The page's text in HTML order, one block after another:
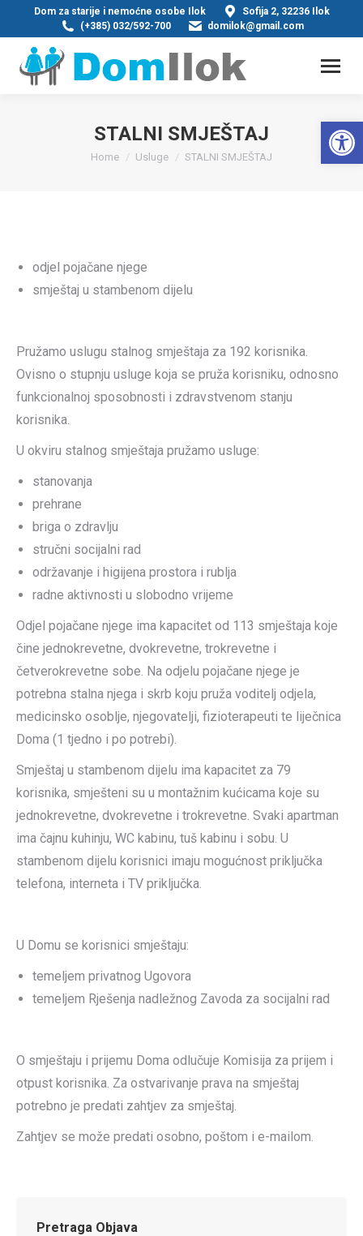
Dom za starije i nemoćne osobe Ilok
Sofija 2, 32236 Ilok
(+385) 032/592-700
domilok@gmail.com
STALNI SMJEŠTAJ
You are here:
Home Usluge STALNI SMJEŠTAJ
odjel pojačane njege
smještaj u stambenom dijelu
Pružamo uslugu stalnog smještaja za 192 korisnika.
Ovisno o stupnju usluge koja se pruža korisniku, odnosno
funkcionalnoj sposobnosti i zdravstvenom stanju
korisnika.
U okviru stalnog smještaja pružamo usluge:
stanovanja
prehrane
briga o zdravlju
stručni socijalni rad
održavanje i higijena prostora i rublja
radne aktivnosti u slobodno vrijeme
Odjel pojačane njege ima kapacitet od 113 smještaja koje
čine jednokrevetne, dvokrevetne, trokrevetne i
četverokrevetne sobe. Na odjelu pojačane njege je
potrebna stalna njega i skrb koju pruža voditelj odjela,
medicinsko osoblje, njegovatelji, fizioterapeuti te liječnica
Doma (1 tjedno i po potrebi).
Smještaj u stambenom dijelu ima kapacitet za 79
korisnika, smješteni su u montažnim kućicama koje su
jednokrevetne, dvokrevetne i trokrevetne. Svaki apartman
ima čajnu kuhinju, WC kabinu, tuš kabinu i sobu. U
stambenom dijelu korisnici imaju mogućnost priključka
telefona, interneta i TV priključka.
U Domu se korisnici smještaju:
temeljem privatnog Ugovora
temeljem Rješenja nadležnog Zavoda za socijalni rad
O smještaju i prijemu Doma odlučuje Komisija za prijem i
otpust korisnika. Za ostvarivanje prava na smještaj
potrebno je predati zahtjev za smještaj.
Zahtjev se može predati osobno, poštom i e-mailom.
Pretraga Objava